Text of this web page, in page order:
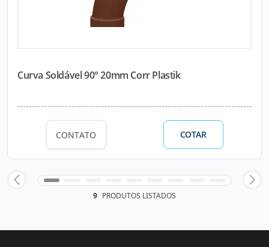
Curva Soldável 90° 20mm Corr Plastik
CONTATO COTAR
9 PRODUTOS LISTADOS